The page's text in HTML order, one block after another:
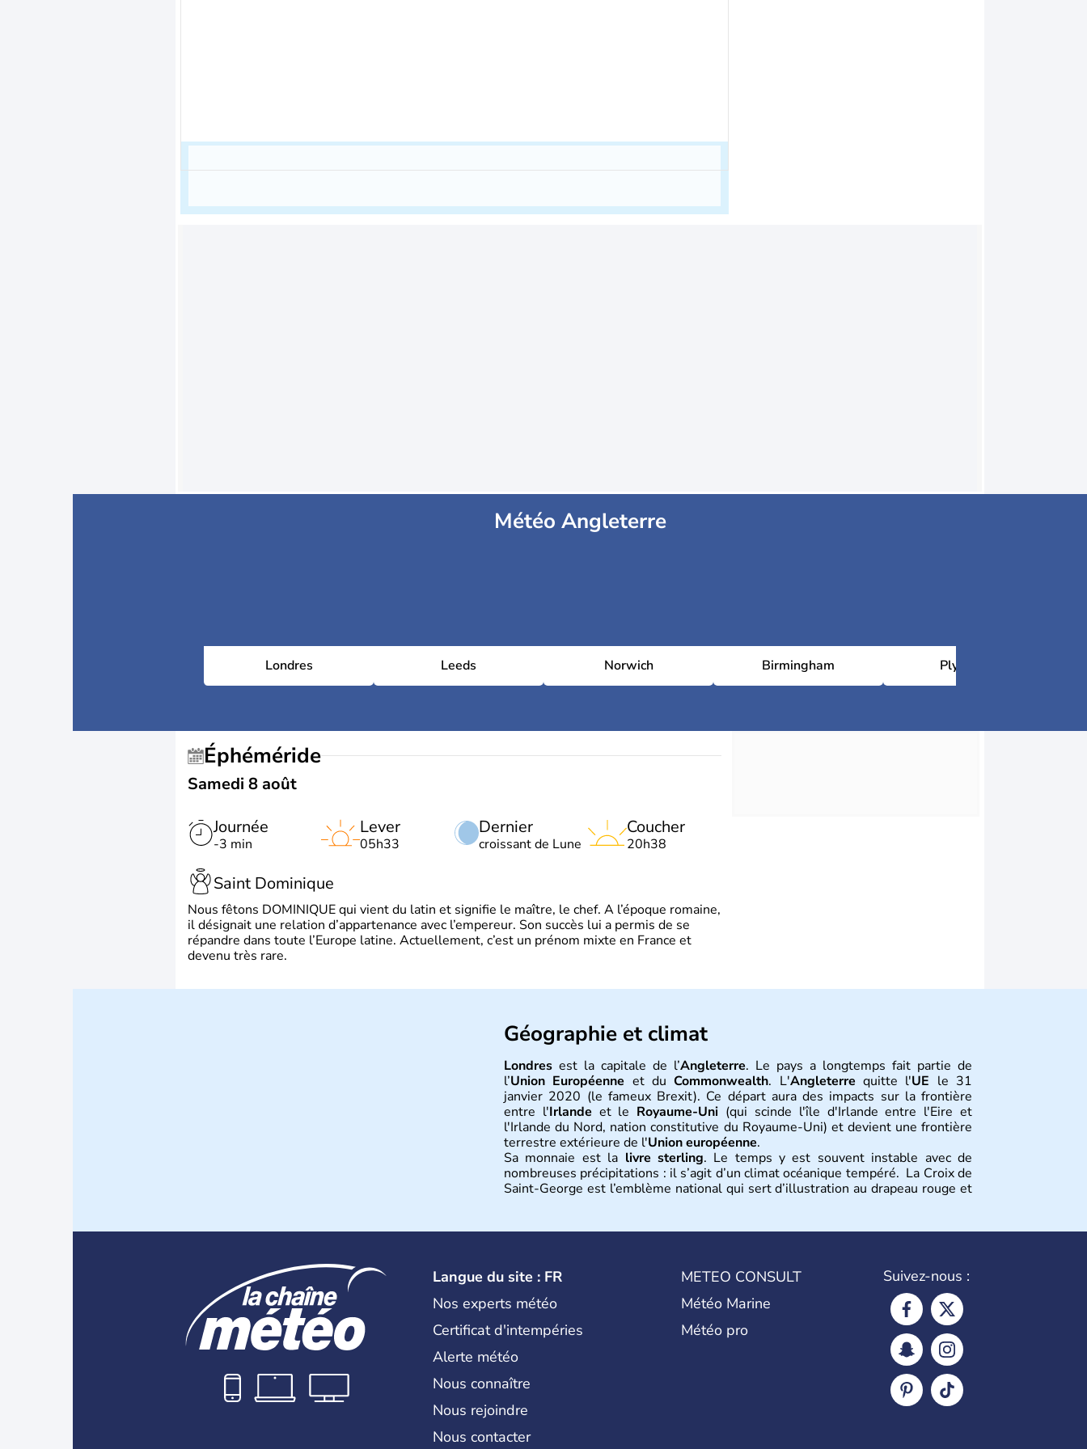
Météo Angleterre
Londres Leeds Norwich Birmingham Plymouth
Éphéméride
Samedi 8 août
Journée
-3 min
Dernier
croissant de Lune
Lever
05h33
Coucher
20h38
Saint Dominique
Nous fêtons DOMINIQUE qui vient du latin et signifie le maître, le chef. A l’époque romaine,
il désignait une relation d’appartenance avec l’empereur. Son succès lui a permis de se
répandre dans toute l’Europe latine. Actuellement, c’est un prénom mixte en France et
devenu très rare.
Géographie et climat
Londres est la capitale de l’Angleterre. Le pays a longtemps fait partie de
l’Union Européenne et duCommonwealth. L'Angleterre quitte l'UE le 31
janvier 2020 (le fameux Brexit). Ce départ aura des impacts sur la frontière
entre l'Irlande et le Royaume-Uni (qui scinde l'île d'Irlande entre l'Eire et
l'Irlande du Nord, nation constitutive du Royaume-Uni) et devient une frontière
terrestre extérieure de l'Union européenne.
Sa monnaie est la livre sterling. Le temps y est souvent instable avec de
nombreuses précipitations : il s’agit d’un climat océanique tempéré. La Croix de
Saint-George est l’emblème national qui sert d’illustration au drapeau rouge et
Histoire et administration
L'Angleterre est l’une des quatre nations constitutives du Royaume-Uni. Elle
est peuplée de plus de 50 millions d’habitants, les
, et constitue à elle
seule, près de 84% de la population de l’ensemble. Le pays s’est créé au Xème
, peuple germanique installé sur ces terres.
Première démocratie parlementaire au monde, elle doit son développement à
l’essor industriel du XIXème siècle.
Langue du site : FR
Nos experts météo
Certificat d'intempéries
Alerte météo
Nous connaître
Nous rejoindre
Nous contacter
METEO CONSULT
Météo Marine
Météo pro
Suivez-nous :